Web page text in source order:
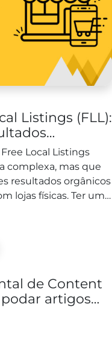
Listings (FLL):
produtos
Local Listings
complexa, mas que
resultados orgânicos
lojas físicas. Ter um
loja...
de Content
artigos